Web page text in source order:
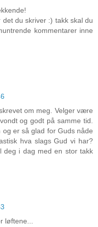
du skriver :) takk skal du
kommentarer inne
om meg. Velger være
og godt på samme tid.
er så glad for Guds nåde
hva slags Gud vi har?
deg i dag med en stor takk
løftene...